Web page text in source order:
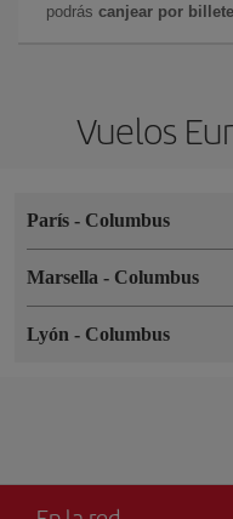
podrás canjear por
Vuelos
París - Columbus
Marsella - Columbus
Lyón - Columbus